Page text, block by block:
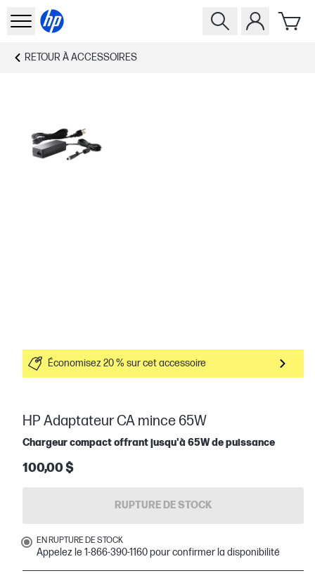
RETOUR ÀACCESSOIRES
Économisez 20 % sur cet accessoire
HP Adaptateur CA mince 65W
Chargeur compact offrant jusqu'à 65W de puissance
100,00 $
RUPTURE DE STOCK
EN RUPTURE DE STOCK
Appelez le 1-866-390-1160 pour confirmer la disponibilité